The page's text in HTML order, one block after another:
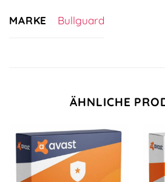
MARKE Bullguard
ÄHNLICHE